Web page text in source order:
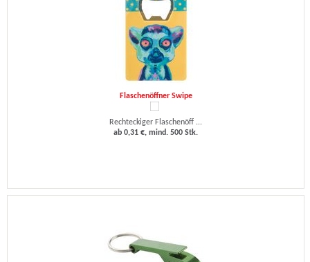
Flaschenöffner Swipe
Rechteckiger Flaschenöff ...
ab 0,31 €, mind. 500 Stk.